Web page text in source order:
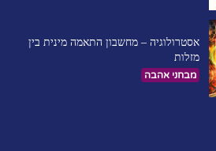
אסטרולוגיה – מחשבון התאמה מינית בין
מזלות
מבחני אהבה